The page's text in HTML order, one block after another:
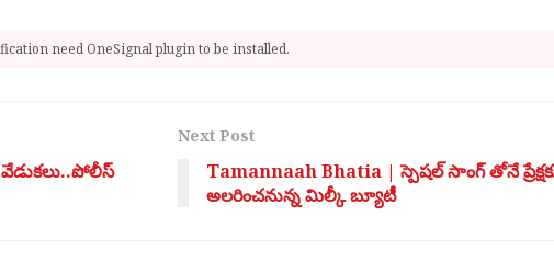
need OneSignal plugin to be installed.
Next Post
Tamannaah Bhatia | స్పెష‌ల్ సాంగ్ తోనే
అల‌రించనున్న మిల్కీ బ్యూటీ